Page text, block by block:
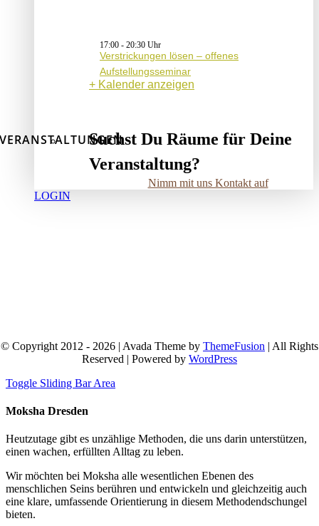
17:00 - 20:30
Verstrickungen lösen – offenes
Aufstellungsseminar
Kalender anzeigen
Suchst Du Räume für Deine
Veranstaltung?
Nimm mit uns Kontakt auf
LOGIN
VERANSTALTUNGEN
© Copyright 2012 - 2026 | Avada Theme by ThemeFusion | All Rights
Reserved | Powered by WordPress
Toggle Sliding Bar Area
Moksha Dresden
Heutzutage gibt es unzählige Methoden, die uns darin unterstützen,
einen wachen, erfüllten Alltag zu leben.
Wir möchten bei Moksha alle wesent­lichen Ebenen des
menschlichen Seins berühren und entwickeln und gleichzeitig auch
eine klare, umfassende Orientierung in diesem Methodendschungel
bieten.